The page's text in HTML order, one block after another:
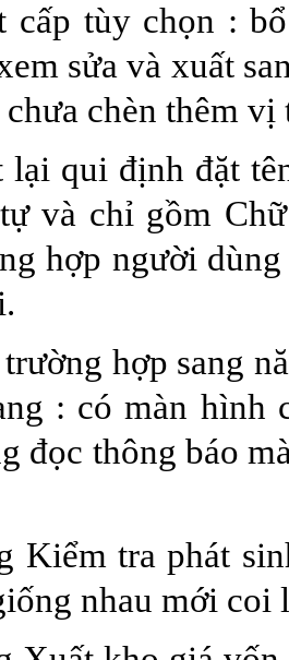
cấp tùy chọn :
sửa và xuất
chèn thêm vị
lại qui định đặt
và chỉ gồm
hợp người
hợp sang
: có màn hình
đọc thông báo
Kiểm tra phát
nhau mới coi